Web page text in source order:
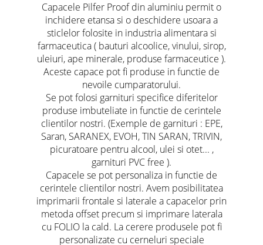
Capacele Pilfer Proof din aluminiu permit o
inchidere etansa si o deschidere usoara a
sticlelor folosite in industria alimentara si
farmaceutica ( bauturi alcoolice, vinului, sirop,
uleiuri, ape minerale, produse farmaceutice ).
Aceste capace pot fi produse in functie de
nevoile cumparatorului.
Se pot folosi garnituri specifice diferitelor
produse imbuteliate in functie de cerintele
clientilor nostri. (Exemple de garnituri : EPE,
Saran, SARANEX, EVOH, TIN SARAN, TRIVIN,
picuratoare pentru alcool, ulei si otet... ,
garnituri PVC free ).
Capacele se pot personaliza in functie de
cerintele clientilor nostri. Avem posibilitatea
imprimarii frontale si laterale a capacelor prin
metoda offset precum si imprimare laterala
cu FOLIO la cald. La cerere produsele pot fi
personalizate cu cerneluri speciale